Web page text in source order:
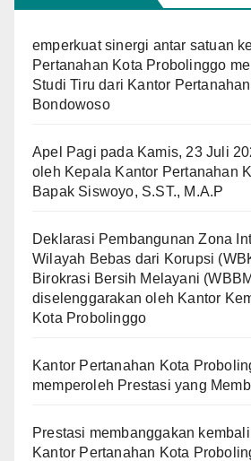
emperkuat sinergi antar satuan
Pertanahan Kota Probolinggo
Studi Tiru dari Kantor
Bondowoso
Apel Pagi pada Kamis, 23 Juli
oleh Kepala Kantor Pertanahan
Bapak Siswoyo, S.ST., M.A.P
Deklarasi Pembangunan Zona
Wilayah Bebas dari Korupsi
Birokrasi Bersih Melayani
diselenggarakan oleh Kantor
Kota Probolinggo
Kantor Pertanahan Kota
memperoleh Prestasi yang
Prestasi membanggakan
Kantor Pertanahan Kota